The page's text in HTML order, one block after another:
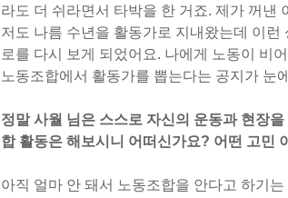
라도 더 쉬라면서 타박을 한 거죠. 제가 꺼낸
저도 나름 수년을 활동가로 지내왔는데 이
로를 다시 보게 되었어요. 나에게 노동이 비
노동조합에서 활동가를 뽑는다는 공지가 눈
정말 사월 님은 스스로 자신의 운동과 현장
합 활동은 해보시니 어떠신가요? 어떤 고민
아직 얼마 안 돼서 노동조합을 안다고 하기